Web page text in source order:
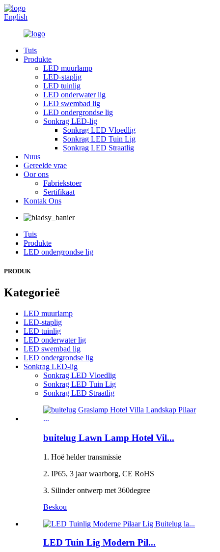
English
Tuis
Produkte
LED muurlamp
LED-staplig
LED tuinlig
LED onderwater lig
LED swembad lig
LED ondergrondse lig
Sonkrag LED-lig
Sonkrag LED Vloedlig
Sonkrag LED Tuin Lig
Sonkrag LED Straatlig
Nuus
Gereelde vrae
Oor ons
Fabriekstoer
Sertifikaat
Kontak Ons
Tuis
Produkte
LED ondergrondse lig
PRODUK
Kategorieë
LED muurlamp
LED-staplig
LED tuinlig
LED onderwater lig
LED swembad lig
LED ondergrondse lig
Sonkrag LED-lig
Sonkrag LED Vloedlig
Sonkrag LED Tuin Lig
Sonkrag LED Straatlig
buitelug Lawn Lamp Hotel Vil...
1. Hoë helder transmissie
2. IP65, 3 jaar waarborg, CE RoHS
3. Silinder ontwerp met 360degree
Beskou
LED Tuin Lig Modern Pil...